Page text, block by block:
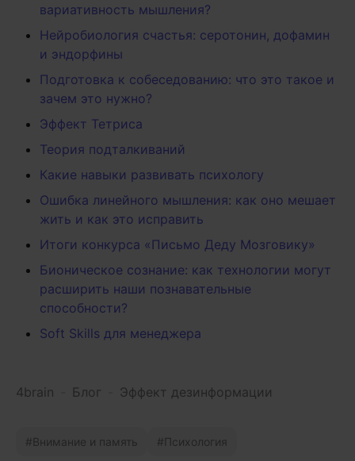
вариативность мышления?
Нейробиология счастья: серотонин, дофамин
и эндорфины
Подготовка к собеседованию: что это такое и
зачем это нужно?
Эффект Тетриса
Теория подталкиваний
Какие навыки развивать психологу
Ошибка линейного мышления: как оно мешает
жить и как это исправить
Итоги конкурса «Письмо Деду Мозговику»
Бионическое сознание: как технологии могут
расширить наши познавательные
способности?
Soft Skills для менеджера
4brain Блог Эффект дезинформации
Внимание и память Психология